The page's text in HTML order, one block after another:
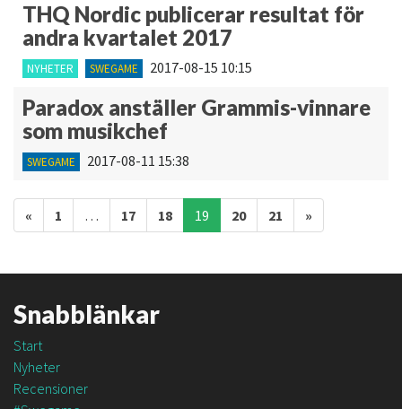
THQ Nordic publicerar resultat för
andra kvartalet 2017
NYHETER SWEGAME 2017-08-15 10:15
Paradox anställer Grammis-vinnare
som musikchef
SWEGAME 2017-08-11 15:38
Inläggsnavigering
« 1 … 17 18 19 20 21 »
Snabblänkar
Start
Nyheter
Recensioner